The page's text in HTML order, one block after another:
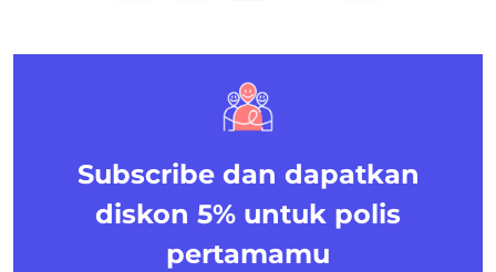
Subscribe dan dapatkan
diskon 5% untuk polis
pertamamu